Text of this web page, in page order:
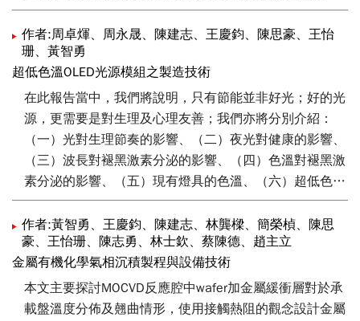
後續設備調整修正或改良的可行方向，以擴展氣體供應系
統的實用性及產品化後之商用價值。
作者:周卓煇、周永晟、陳建志、王慶鈞、陳思豪、王怡
珊、黃智勇
超低色溫OLED光源模組之製造技術
在此報告當中，我們將說明，只有節能並非好光；好的光
源，更需要是對生理及心理友善；我們亦將分別介紹：
（一）光對生理節奏的影響、（二）夜光對健康的影響、
（三）波長對褪黑激素分泌的影響、（四）色溫對褪黑激
素分泌的影響、（五）現有燈具的色溫、（六）超低色溫
OLED的製作、（七）超高演色性OLED的製作。
作者:黃智勇、王慶鈞、陳建志、林龔樑、簡榮楨、陳思
豪、王怡珊、陳志勇、林士欽、蔡陳德、趙主立
金屬有機化學氣相沉積製程與設備技術
本文主要探討MOCVD反應腔中wafer加金屬緩衝層對於承
載盤溫度分佈及翹曲情形，使用接觸熱阻的觀念設計金屬